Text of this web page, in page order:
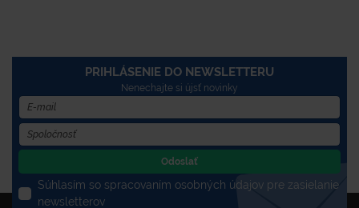
PRIHLÁSENIE DO NEWSLETTERU
Nenechajte si újsť novinky
Odoslať
Súhlasím so spracovaním osobných údajov pre zasielanie
newsletterov